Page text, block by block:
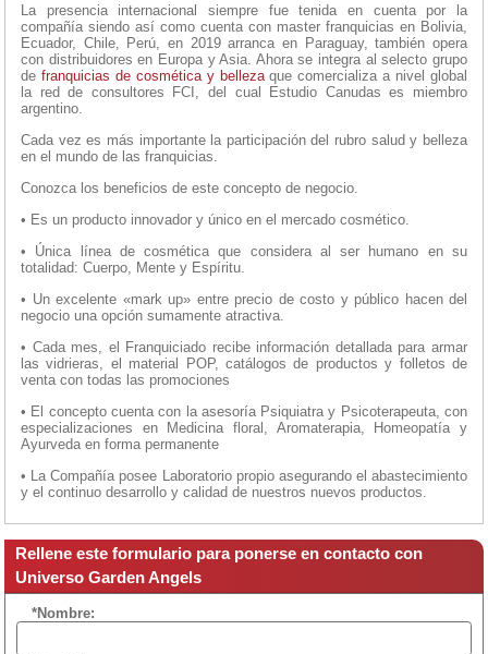
La presencia internacional siempre fue tenida en cuenta por la
compañía siendo así como cuenta con master franquicias en Bolivia,
Ecuador, Chile, Perú, en 2019 arranca en Paraguay, también opera
con distribuidores en Europa y Asia. Ahora se integra al selecto grupo
de franquicias de cosmética y bellezaque comercializa a nivel global
la red de consultores FCI, del cual Estudio Canudas es miembro
argentino.
Cada vez es más importante la participación del rubro salud y belleza
en el mundo de las franquicias.
Conozca los beneficios de este concepto de negocio.
• Es un producto innovador y único en el mercado cosmético.
• Única línea de cosmética que considera al ser humano en su
totalidad: Cuerpo, Mente y Espíritu.
• Un excelente «mark up» entre precio de costo y público hacen del
negocio una opción sumamente atractiva.
• Cada mes, el Franquiciado recibe información detallada para armar
las vidrieras, el material POP, catálogos de productos y folletos de
venta con todas las promociones
• El concepto cuenta con la asesoría Psiquiatra y Psicoterapeuta, con
especializaciones en Medicina floral, Aromaterapia, Homeopatía y
Ayurveda en forma permanente
• La Compañía posee Laboratorio propio asegurando el abastecimiento
y el continuo desarrollo y calidad de nuestros nuevos productos.
Rellene este formulario para ponerse en contacto con
Universo Garden Angels
*Nombre: